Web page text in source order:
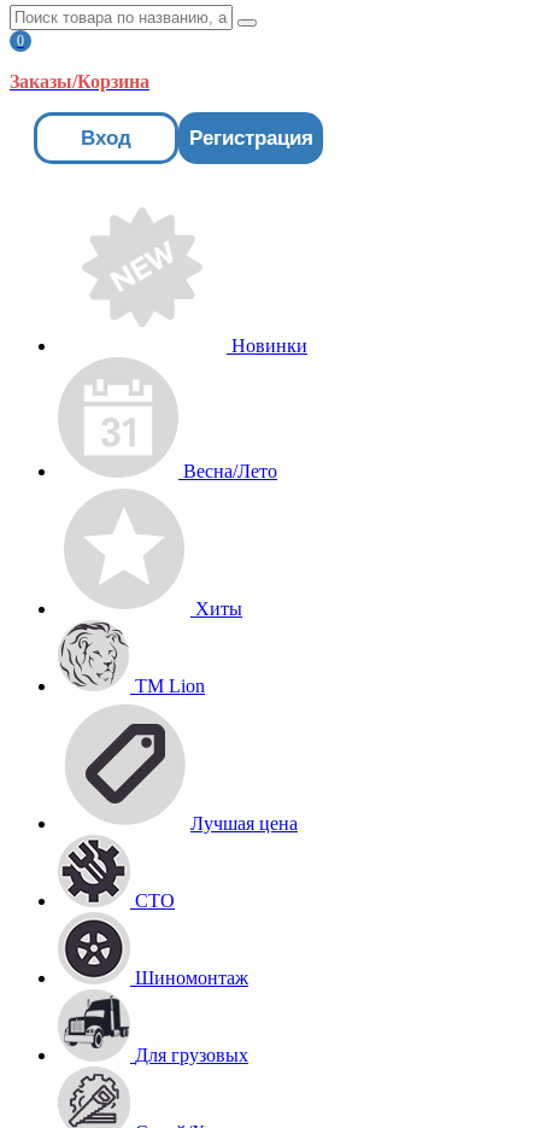
0
Заказы/Корзина
Вход Регистрация
Новинки
Весна/Лето
Хиты
TM Lion
Лучшая цена
СТО
Шиномонтаж
Для грузовых